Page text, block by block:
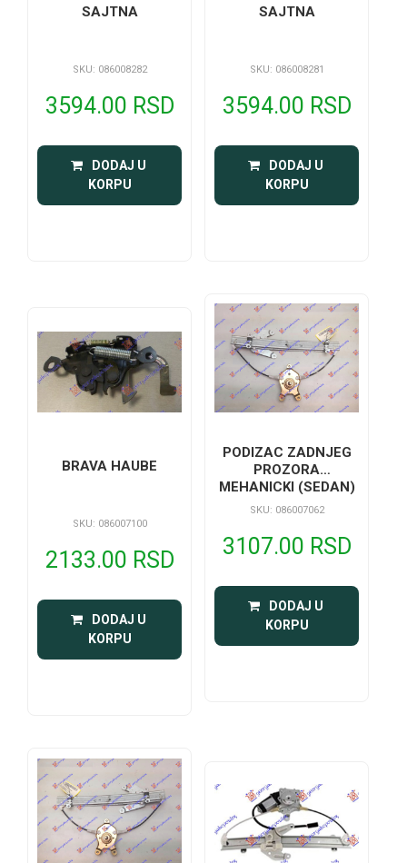
SAJTNA
SKU: 086008282
3594.00 RSD
DODAJ U
KORPU
SAJTNA
SKU: 086008281
3594.00 RSD
DODAJ U
KORPU
BRAVA HAUBE
SKU: 086007100
2133.00 RSD
DODAJ U
KORPU
PODIZAC ZADNJEG
PROZORA
MEHANICKI (SEDAN)
SKU: 086007062
3107.00 RSD
DODAJ U
KORPU